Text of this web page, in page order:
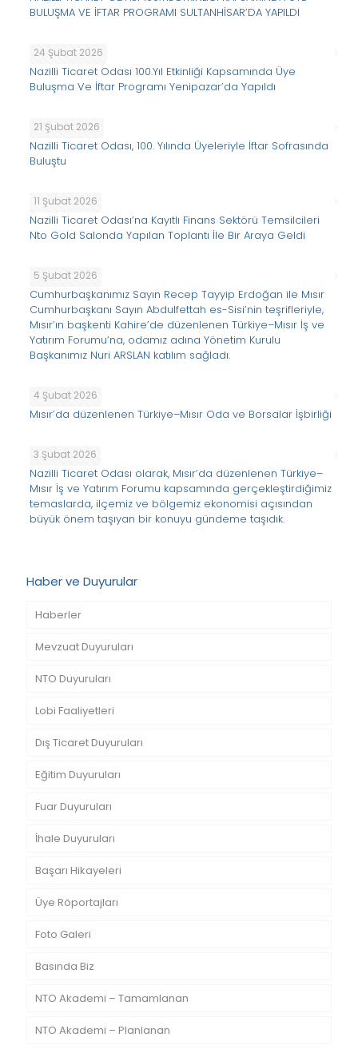
BULUŞMA VE İFTAR PROGRAMI SULTANHİSAR’DA YAPILDI
24 Şubat 2026
Nazilli Ticaret Odası 100.Yıl Etkinliği Kapsamında Üye
Buluşma Ve İftar Programı Yenipazar’da Yapıldı
21 Şubat 2026
Nazilli Ticaret Odası, 100. Yılında Üyeleriyle İftar Sofrasında
Buluştu
11 Şubat 2026
Nazilli Ticaret Odası’na Kayıtlı Finans Sektörü Temsilcileri
Nto Gold Salonda Yapılan Toplantı İle Bir Araya Geldi
5 Şubat 2026
Cumhurbaşkanımız Sayın Recep Tayyip Erdoğan ile Mısır
Cumhurbaşkanı Sayın Abdulfettah es-Sisi’nin teşrifleriyle,
Mısır’ın başkenti Kahire’de düzenlenen Türkiye–Mısır İş ve
Yatırım Forumu’na, odamız adına Yönetim Kurulu
Başkanımız Nuri ARSLAN katılım sağladı.
4 Şubat 2026
Mısır’da düzenlenen Türkiye–Mısır Oda ve Borsalar İşbirliği
3 Şubat 2026
Nazilli Ticaret Odası olarak, Mısır’da düzenlenen Türkiye–
Mısır İş ve Yatırım Forumu kapsamında gerçekleştirdiğimiz
temaslarda, ilçemiz ve bölgemiz ekonomisi açısından
büyük önem taşıyan bir konuyu gündeme taşıdık.
Haber ve Duyurular
Haberler
Mevzuat Duyuruları
NTO Duyuruları
Lobi Faaliyetleri
Dış Ticaret Duyuruları
Eğitim Duyuruları
Fuar Duyuruları
İhale Duyuruları
Başarı Hikayeleri
Üye Röportajları
Foto Galeri
Basında Biz
NTO Akademi – Tamamlanan
NTO Akademi – Planlanan